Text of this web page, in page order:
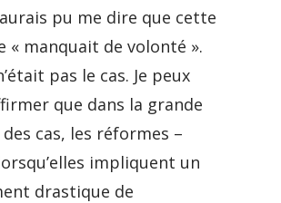
pu me dire que cette
« manquait de volonté ».
pas le cas. Je peux
que dans la grande
cas, les réformes –
impliquent un
drastique de